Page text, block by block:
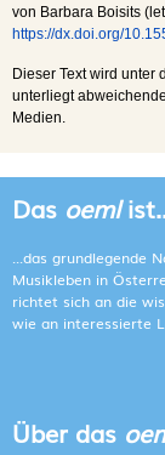
von Barbara Boisits
https://dx.doi.org/
Dieser Text wird unter
unterliegt
Medien.
Das oeml
...das grundlegende
Musikleben in
richtet sich an die
wie an interessierte
Über das